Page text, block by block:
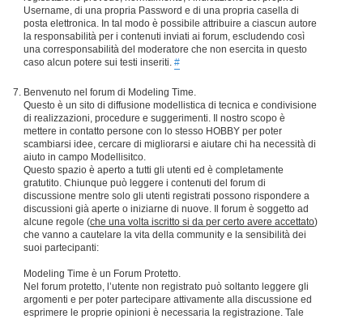
Username, di una propria Password e di una propria casella di
posta elettronica. In tal modo è possibile attribuire a ciascun autore
la responsabilità per i contenuti inviati ai forum, escludendo così
una corresponsabilità del moderatore che non esercita in questo
caso alcun potere sui testi inseriti. #
Benvenuto nel forum di Modeling Time.
Questo è un sito di diffusione modellistica di tecnica e condivisione
di realizzazioni, procedure e suggerimenti. Il nostro scopo è
mettere in contatto persone con lo stesso HOBBY per poter
scambiarsi idee, cercare di migliorarsi e aiutare chi ha necessità di
aiuto in campo Modellisitco.
Questo spazio è aperto a tutti gli utenti ed è completamente
gratutito. Chiunque può leggere i contenuti del forum di
discussione mentre solo gli utenti registrati possono rispondere a
discussioni già aperte o iniziarne di nuove. Il forum è soggetto ad
alcune regole (che una volta iscritto si da per certo avere accettato)
che vanno a cautelare la vita della community e la sensibilità dei
suoi partecipanti:
Modeling Time è un Forum Protetto.
Nel forum protetto, l’utente non registrato può soltanto leggere gli
argomenti e per poter partecipare attivamente alla discussione ed
esprimere le proprie opinioni è necessaria la registrazione. Tale